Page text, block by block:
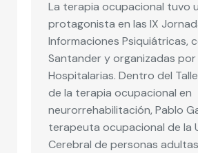
La terapia ocupacional tuvo
protagonista en las IX
Informaciones Psiquiátricas,
Santander y organizadas por
Hospitalarias. Dentro del
de la terapia ocupacional en
neurorrehabilitación, Pablo
terapeuta ocupacional de la
Cerebral de personas